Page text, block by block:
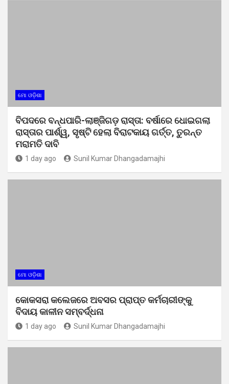
ମୋ ଓଡ଼ିଶା
ବିପଦରେ ବନ୍ଧପାରି-ଲାଞ୍ଜିଗଡ଼ ରାସ୍ତା: ବର୍ଷାରେ ଧୋଇଗଲା
ରାସ୍ତାର ପାର୍ଶ୍ୱ, ସୃଷ୍ଟି ହେଲା ବିରାଟକାୟ ଗର୍ତ୍ତ, ତୁରନ୍ତ
ମରାମତି ଦାବି
1 day ago Sunil Kumar Dhangadamajhi
ମୋ ଓଡ଼ିଶା
କୋକସରା କଲେଜରେ ଅବସର ପ୍ରାପ୍ତ କର୍ମଚାରୀଙ୍କୁ
ବିଦାୟ କାଳୀନ ସମ୍ବର୍ଦ୍ଧନା
1 day ago Sunil Kumar Dhangadamajhi